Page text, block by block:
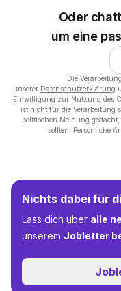
Oder
um eine
Die
unserer Datenschutzerklärung
Einwilligung zur Nutzung des
ist nicht für die Verarbeitung
politischen Meinung
sollten. Persönliche
Nichts dabei für
Lass dich über alle
unserem Jobletter